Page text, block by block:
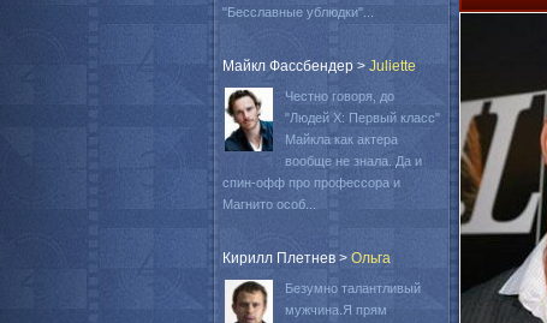
"Бесславные ублюдки"...
Майкл Фассбендер > Juliette
Честно говоря, до
"Людей Х: Первый класс"
Майкла как актера
вообще не знала. Да и
спин-офф про профессора и
Магнито особ...
Кирилл Плетнев > Oльга
Безумно талантливый
мужчина.Я прям